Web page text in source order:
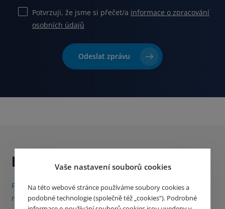
Potvrzuji, že jsme si přečet/a informace o zpracování
osobních údajů
Odeslat zprávu
Buďte s námi v kontaktu
Přihlaste se k odběru našich produktových novinek (1x
měsíčně)
Vaše nastavení souborů cookies
Na této webové stránce používáme soubory cookies a
podobné technologie (společně též „cookies“). Podrobné